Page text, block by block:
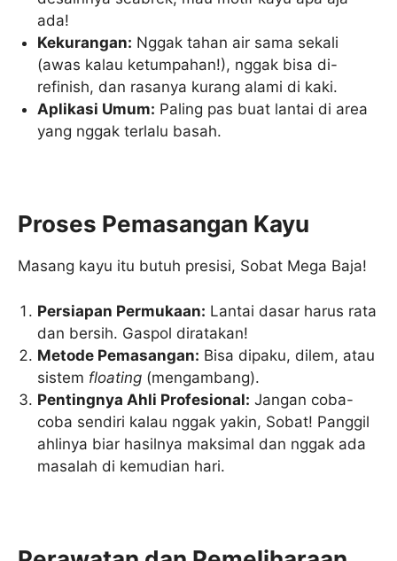
ada!
Kekurangan: Nggak tahan air sama sekali
(awas kalau ketumpahan!), nggak bisa di-
refinish, dan rasanya kurang alami di kaki.
Aplikasi Umum: Paling pas buat lantai di area
yang nggak terlalu basah.
Proses Pemasangan Kayu
Masang kayu itu butuh presisi, Sobat Mega Baja!
Persiapan Permukaan: Lantai dasar harus rata
dan bersih. Gaspol diratakan!
Metode Pemasangan: Bisa dipaku, dilem, atau
sistem floating (mengambang).
Pentingnya Ahli Profesional: Jangan coba-
coba sendiri kalau nggak yakin, Sobat! Panggil
ahlinya biar hasilnya maksimal dan nggak ada
masalah di kemudian hari.